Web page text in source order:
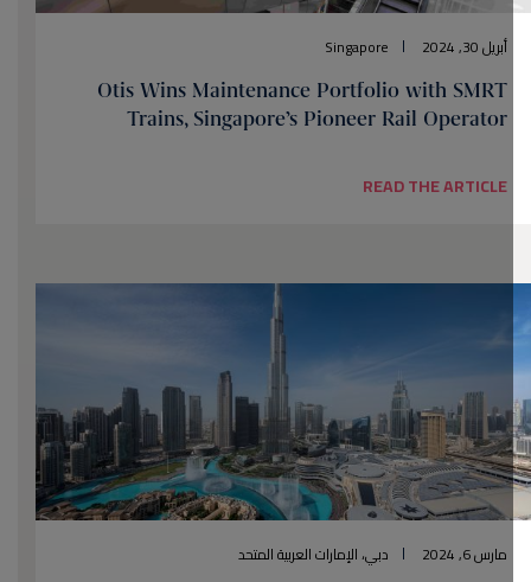
أبريل 30, 2024 Singapore
Otis Wins Maintenance Portfolio with SMRT
Trains, Singapore’s Pioneer Rail Operator
READ THE ARTICLE
مارس 6, 2024 دبي، الإمارات العربية المتحد